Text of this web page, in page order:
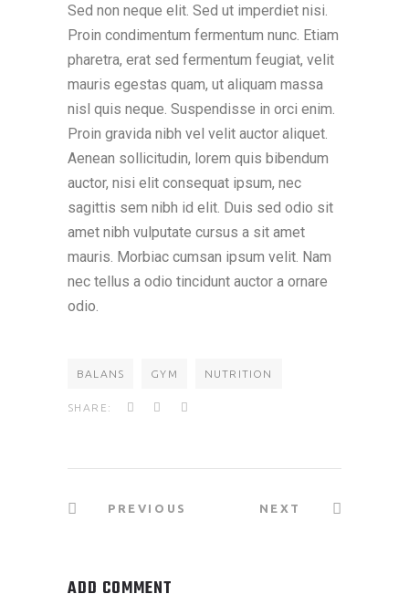
Sed non neque elit. Sed ut imperdiet nisi.
Proin condimentum fermentum nunc. Etiam
pharetra, erat sed fermentum feugiat, velit
mauris egestas quam, ut aliquam massa
nisl quis neque. Suspendisse in orci enim.
Proin gravida nibh vel velit auctor aliquet.
Aenean sollicitudin, lorem quis bibendum
auctor, nisi elit consequat ipsum, nec
sagittis sem nibh id elit. Duis sed odio sit
amet nibh vulputate cursus a sit amet
mauris. Morbiac cumsan ipsum velit. Nam
nec tellus a odio tincidunt auctor a ornare
odio.
BALANS GYM NUTRITION
SHARE:
PREVIOUS NEXT
ADD COMMENT